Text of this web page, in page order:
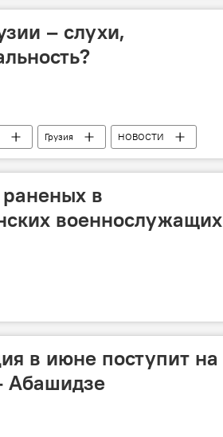
– слухи,
Грузия НОВОСТИ
в
военнослужащих
в июне поступит на
Абашидзе